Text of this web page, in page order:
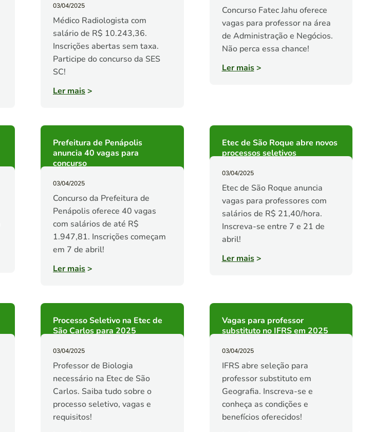
03/04/2025
Médico Radiologista com
salário de R$ 10.243,36.
Inscrições abertas sem taxa.
Participe do concurso da SES
SC!
Ler mais>
Concurso Fatec Jahu oferece
vagas para professor na área
de Administração e Negócios.
Não perca essa chance!
Ler mais>
Prefeitura de Penápolis
anuncia 40 vagas para
concurso
03/04/2025
Concurso da Prefeitura de
Penápolis oferece 40 vagas
com salários de até R$
1.947,81. Inscrições começam
em 7 de abril!
Ler mais>
Etec de São Roque abre novos
processos seletivos
03/04/2025
Etec de São Roque anuncia
vagas para professores com
salários de R$ 21,40/hora.
Inscreva-se entre 7 e 21 de
abril!
Ler mais>
Processo Seletivo na Etec de
São Carlos para 2025
03/04/2025
Professor de Biologia
necessário na Etec de São
Carlos. Saiba tudo sobre o
processo seletivo, vagas e
requisitos!
Vagas para professor
substituto no IFRS em 2025
03/04/2025
IFRS abre seleção para
professor substituto em
Geografia. Inscreva-se e
conheça as condições e
benefícios oferecidos!